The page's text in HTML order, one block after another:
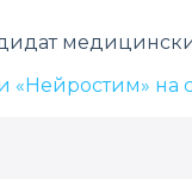
на